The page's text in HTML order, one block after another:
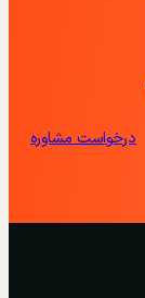
درخواست مشاوره